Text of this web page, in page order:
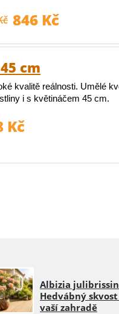
846 Kč
cm
kvalitě reálnosti. Umělé
i s květináčem 45 cm.
Kč
Albizia
Hedvábný
vaší zahradě